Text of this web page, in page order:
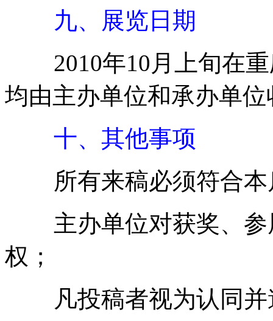
九、展览日期
2010年10月上旬在重
均由主办单位和承办单位
十、其他事项
所有来稿必须符合本
主办单位对获奖、参
权；
凡投稿者视为认同并